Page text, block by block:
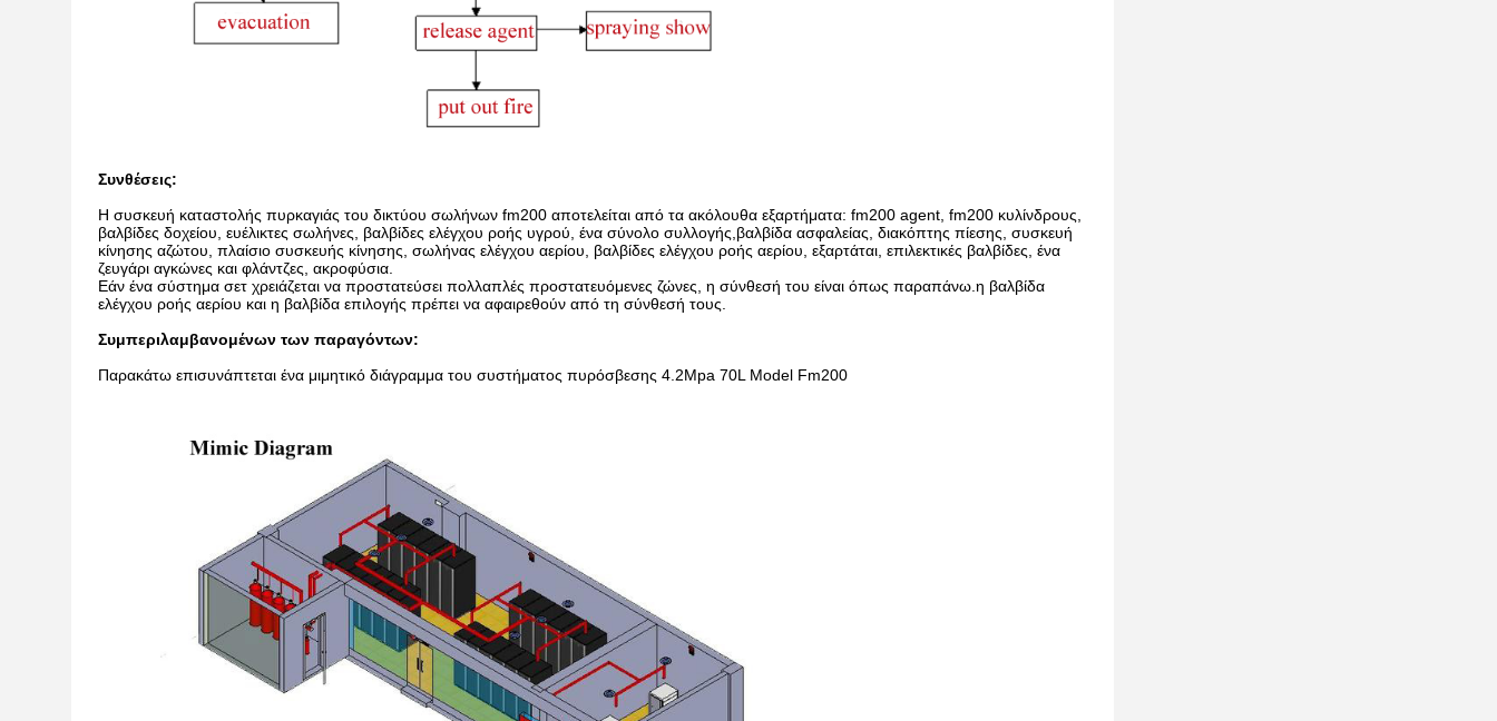
Συνθέσεις:
Η συσκευή καταστολής πυρκαγιάς του δικτύου σωλήνων fm200 αποτελείται από τα ακόλουθα εξαρτήματα: fm200 agent, fm200 κυλίνδρους,
βαλβίδες δοχείου, ευέλικτες σωλήνες, βαλβίδες ελέγχου ροής υγρού, ένα σύνολο συλλογής,βαλβίδα ασφαλείας, διακόπτης πίεσης, συσκευή
κίνησης αζώτου, πλαίσιο συσκευής κίνησης, σωλήνας ελέγχου αερίου, βαλβίδες ελέγχου ροής αερίου, εξαρτάται, επιλεκτικές βαλβίδες, ένα
ζευγάρι αγκώνες και φλάντζες, ακροφύσια.
Εάν ένα σύστημα σετ χρειάζεται να προστατεύσει πολλαπλές προστατευόμενες ζώνες, η σύνθεσή του είναι όπως παραπάνω.η βαλβίδα
ελέγχου ροής αερίου και η βαλβίδα επιλογής πρέπει να αφαιρεθούν από τη σύνθεσή τους.
Συμπεριλαμβανομένων των παραγόντων:
Παρακάτω επισυνάπτεται ένα μιμητικό διάγραμμα του συστήματος πυρόσβεσης 4.2Mpa 70L Model Fm200